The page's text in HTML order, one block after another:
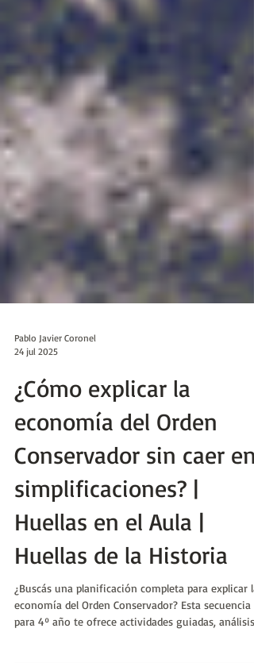
24 jul 2025
¿Cómo explicar la
economía del Orden
Conservador sin caer en
simplificaciones? |
Huellas en el Aula |
Huellas de la Historia
¿Buscás una planificación completa para explicar la